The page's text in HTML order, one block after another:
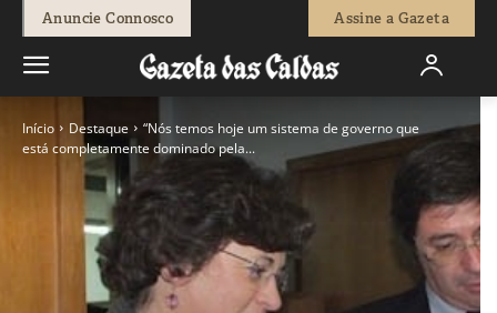
Anuncie Connosco Assine a Gazeta
Início Destaque
“Nós temos hoje um sistema de governo que
está completamente dominado pela...